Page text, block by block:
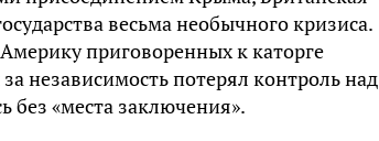
весьма необычного кризиса.
приговоренных к каторге
независимость потерял контроль над
без «места заключения».